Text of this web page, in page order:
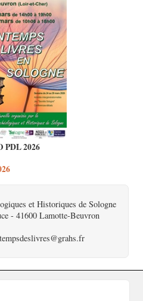
PDL 2026
et Historiques de Sologne
- 41600 Lamotte-Beuvron